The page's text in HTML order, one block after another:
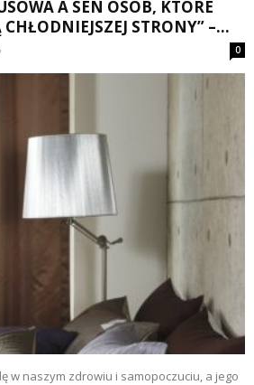
A SEN OSÓB, KTÓRE
CHŁODNIEJSZEJ STRONY” –...
0
w naszym zdrowiu i samopoczuciu, a jego